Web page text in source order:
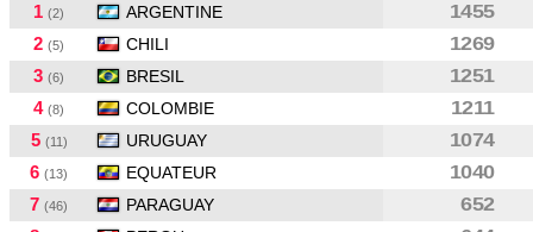
1 (2) ARGENTINE
1455
2 (5) CHILI
1269
3 (6) BRESIL
1251
4 (8) COLOMBIE
1211
5 (11) URUGUAY
1074
6 (13) EQUATEUR
1040
7 (46) PARAGUAY
652